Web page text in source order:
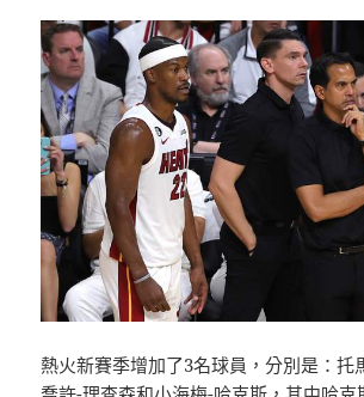
熱火新賽季增加了3名球員，分別是：托